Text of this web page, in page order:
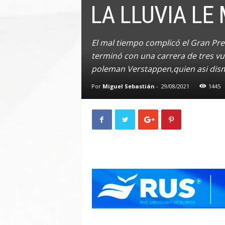
LA LLUVIA LE
El mal tiempo complicó el Gran
terminó con una carrera de tres
poleman Verstappen,quien asi
Por Miguel Sebastián - 29/08/2021 1445